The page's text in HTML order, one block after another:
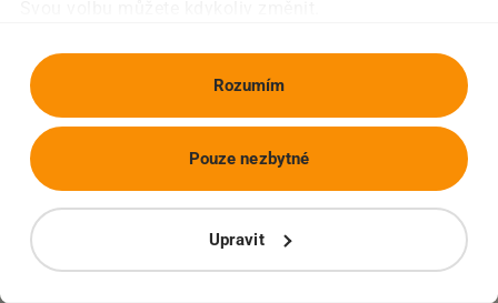
Rozumím
Upravit
Pouze nezbytné